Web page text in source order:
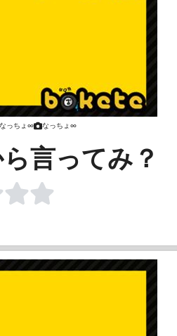
なっちょ∞ なっちょ∞
言ってみ？